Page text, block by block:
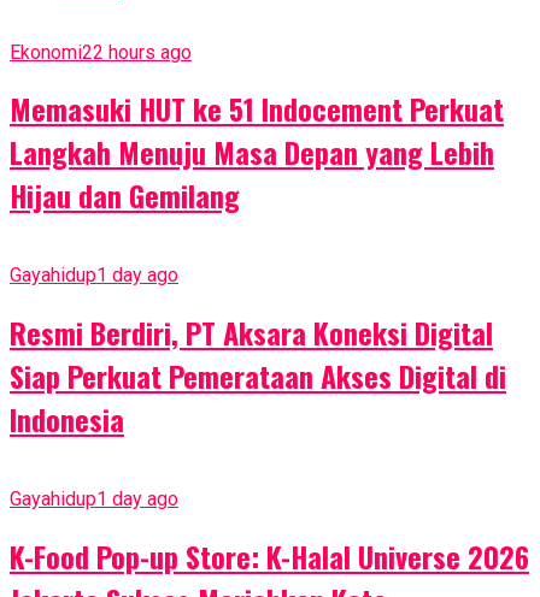
Ekonomi22 hours ago
Memasuki HUT ke 51 Indocement Perkuat
Langkah Menuju Masa Depan yang Lebih
Hijau dan Gemilang
Gayahidup1 day ago
Resmi Berdiri, PT Aksara Koneksi Digital
Siap Perkuat Pemerataan Akses Digital di
Indonesia
Gayahidup1 day ago
K-Food Pop-up Store: K-Halal Universe 2026